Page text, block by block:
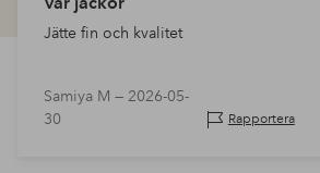
Jätte fin och kvalitet
Samiya M — 2026-05-
30
Rapportera